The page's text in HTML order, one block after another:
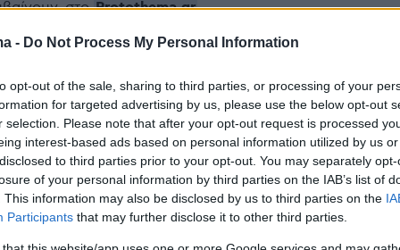
- Do Not Process My Personal Information
opt-out of the sale, sharing to third parties, or processing of your
for targeted advertising by us, please use the below opt-out
selection. Please note that after your opt-out request is processed
interest-based ads based on personal information utilized by us
to third parties prior to your opt-out. You may separately
of your personal information by third parties on the IAB’s list of
This information may also be disclosed by us to third parties on the
Participants that may further disclose it to other third parties.
στοProtothema.gr
ΕιδήσειςΔημοφιλή
μία από τις
της Λευκάδας
μάτι τα κοράλλια
Το μπλόκο στη
γράφουν για το βίντεο από το
Νταγκεστάν
Στην Ελλάδα φθάνει σήμερα η
46χρονη από τη Βρετανία που
πριν 34 λεπτά